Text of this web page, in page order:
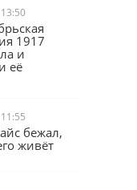
1917
и
её
бежал,
живёт